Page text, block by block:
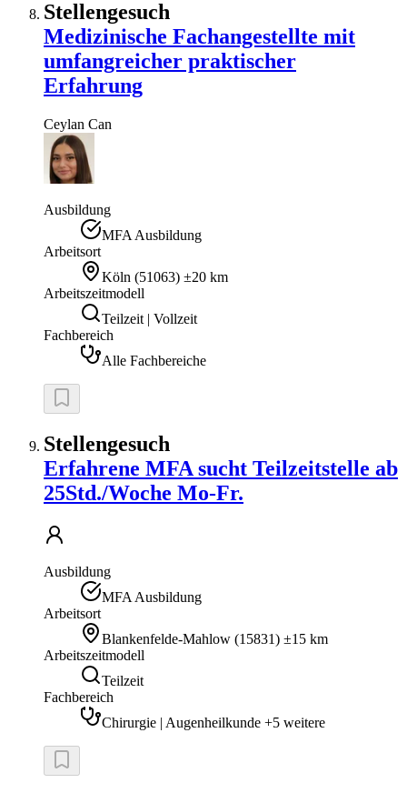
Stellengesuch
Medizinische Fachangestellte mit
umfangreicher praktischer
Erfahrung
Ceylan Can
Ausbildung
MFA Ausbildung
Arbeitsort
Köln (51063) ±20 km
Arbeitszeitmodell
Teilzeit | Vollzeit
Fachbereich
Alle Fachbereiche
Stellengesuch
Erfahrene MFA sucht Teilzeitstelle ab
25Std./Woche Mo-Fr.
Ausbildung
MFA Ausbildung
Arbeitsort
Blankenfelde-Mahlow (15831) ±15 km
Arbeitszeitmodell
Teilzeit
Fachbereich
Chirurgie | Augenheilkunde +5 weitere